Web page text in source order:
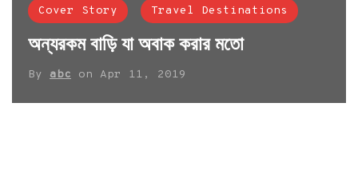
Cover Story Travel Destinations
অন্যরকম বাড়ি যা অবাক করার মতো
By abc on Apr 11, 2019